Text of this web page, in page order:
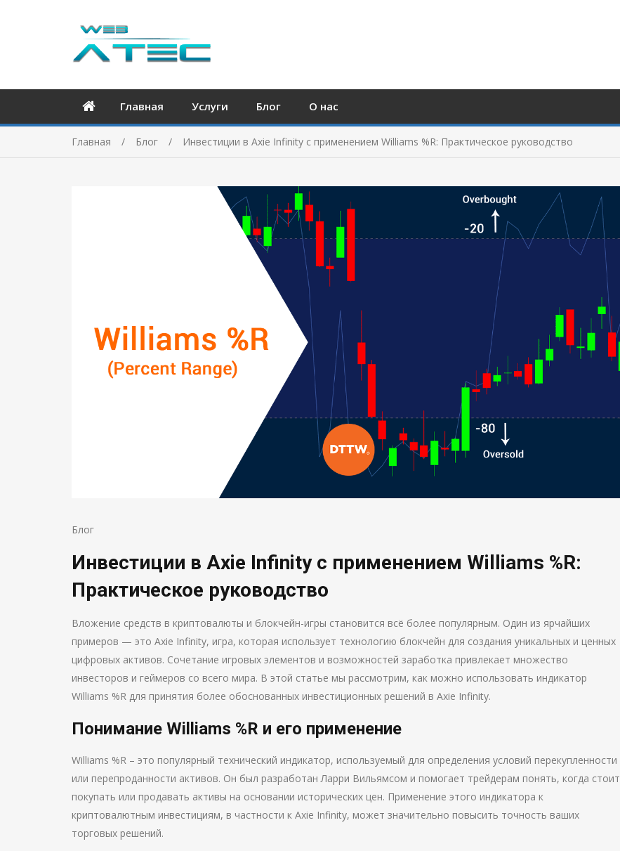
Главная Услуги Блог О нас
Главная Блог Инвестиции в Axie Infinity с применением Williams %R: Практическое руководство
Блог
Инвестиции в Axie Infinity с применением Williams %R:
Практическое руководство
Вложение средств в криптовалюты и блокчейн-игры становится всё более популярным. Один из ярчайших
примеров — это Axie Infinity, игра, которая использует технологию блокчейн для создания уникальных и ценных
цифровых активов. Сочетание игровых элементов и возможностей заработка привлекает множество
инвесторов и геймеров со всего мира. В этой статье мы рассмотрим, как можно использовать индикатор
Williams %R для принятия более обоснованных инвестиционных решений в Axie Infinity.
Понимание Williams %R и его применение
Williams %R – это популярный технический индикатор, используемый для определения условий перекупленности
или перепроданности активов. Он был разработан Ларри Вильямсом и помогает трейдерам понять, когда стоит
покупать или продавать активы на основании исторических цен. Применение этого индикатора к
криптовалютным инвестициям, в частности к Axie Infinity, может значительно повысить точность ваших
торговых решений.